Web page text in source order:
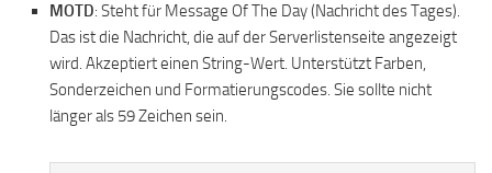
MOTD: Steht für Message Of The Day (Nachricht des Tages).
Das ist die Nachricht, die auf der Serverlistenseite angezeigt
wird. Akzeptiert einen String-Wert. Unterstützt Farben,
Sonderzeichen und Formatierungscodes. Sie sollte nicht
länger als 59 Zeichen sein.